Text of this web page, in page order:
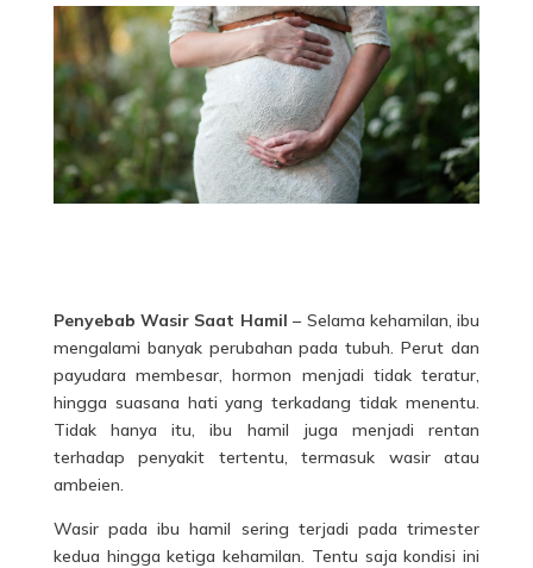
Penyebab Wasir Saat Hamil – Selama kehamilan, ibu
mengalami banyak perubahan pada tubuh. Perut dan
payudara membesar, hormon menjadi tidak teratur,
hingga suasana hati yang terkadang tidak menentu.
Tidak hanya itu, ibu hamil juga menjadi rentan
terhadap penyakit tertentu, termasuk wasir atau
ambeien.
Wasir pada ibu hamil sering terjadi pada trimester
kedua hingga ketiga kehamilan. Tentu saja kondisi ini